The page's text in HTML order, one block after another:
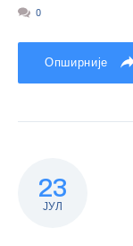
0
Опширније
23
ЈУЛ